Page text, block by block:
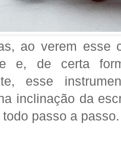
ao verem
e, de certa
esse
inclinação da
passo a passo.